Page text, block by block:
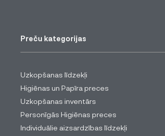
Preču kategorijas
Uzkopšanas līdzekļi
Higiēnas un Papīra preces
Uzkopšanas inventārs
Personīgās Higiēnas preces
Individuālie aizsardzības līdzekļi